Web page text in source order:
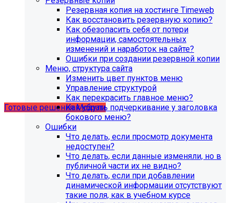
Учебные курсы
по работе с готовыми решениями и модулями
размещены в разделе "Учебные курсы"
Готовые решенияМодули
Резервная копия на хостинге Timeweb
Как восстановить резервную копию?
Как обезопасить себя от потери
информации, самостоятельных
изменений и наработок на сайте?
Ошибки при создании резервной копии
Меню, структура сайта
Изменить цвет пунктов меню
Управление структурой
Как перекрасить главное меню?
Как убрать подчеркивание у заголовка
бокового меню?
Ошибки
Что делать, если просмотр документа
недоступен?
Что делать, если данные изменяли, но в
публичной части их не видно?
Что делать, если при добавлении
динамической информации отсутствуют
такие поля, как в учебном курсе